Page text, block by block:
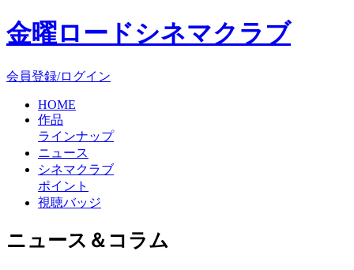
金曜ロードシネマクラブ
会員登録/ログイン
HOME
作品
ラインナップ
ニュース
シネマクラブ
ポイント
視聴バッジ
ニュース＆コラム